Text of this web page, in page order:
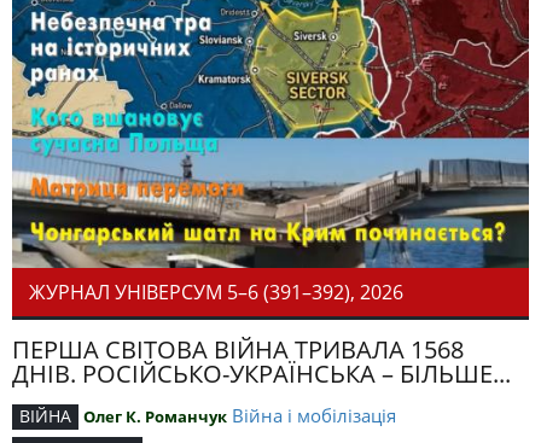
ЖУРНАЛ УНІВЕРСУМ 5–6 (391–392), 2026
ПЕРША СВІТОВА ВІЙНА ТРИВАЛА 1568
ДНІВ. РОСІЙСЬКО-УКРАЇНСЬКА – БІЛЬШЕ...
ВІЙНА Олег К. Романчук Війна і мобілізація